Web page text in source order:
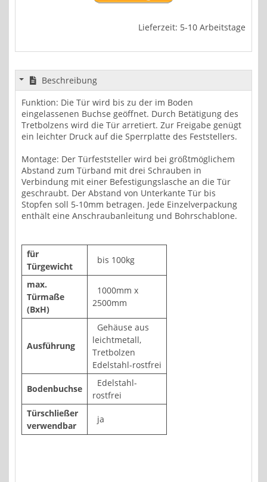
Lieferzeit: 5-10 Arbeitstage
Beschreibung
Funktion: Die Tür wird bis zu der im Boden
eingelassenen Buchse geöffnet. Durch Betätigung des
Tretbolzens wird die Tür arretiert. Zur Freigabe genügt
ein leichter Druck auf die Sperrplatte des Feststellers.
Montage: Der Türfeststeller wird bei größtmöglichem
Abstand zum Türband mit drei Schrauben in
Verbindung mit einer Befestigungslasche an die Tür
geschraubt. Der Abstand von Unterkante Tür bis
Stopfen soll 5-10mm betragen. Jede Einzelverpackung
enthält eine Anschraubanleitung und Bohrschablone.
für
Türgewicht
bis 100kg
max.
Türmaße
(BxH)
1000mm x
2500mm
Ausführung
Gehäuse aus
leichtmetall,
Tretbolzen
Edelstahl-rostfrei
Bodenbuchse
Edelstahl-
rostfrei
Türschließer
verwendbar
ja